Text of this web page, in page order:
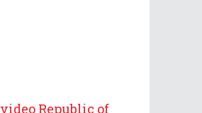
Republic of